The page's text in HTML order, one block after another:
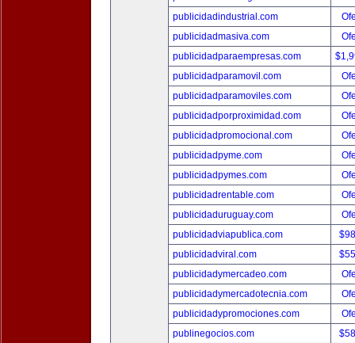
publicidadindustrial.com
publicidadmasiva.com
publicidadparaempresas.com
publicidadparamovil.com
publicidadparamoviles.com
publicidadporproximidad.com
publicidadpromocional.com
publicidadpyme.com
publicidadpymes.com
publicidadrentable.com
publicidaduruguay.com
publicidadviapublica.com
publicidadviral.com
publicidadymercadeo.com
publicidadymercadotecnia.com
publicidadypromociones.com
publinegocios.com